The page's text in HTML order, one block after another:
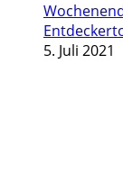
5. Juli 2021